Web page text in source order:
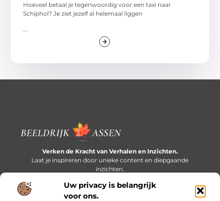
Uw privacy is belangrijk
voor ons.
Hoeveel betaal je tegenwoordig voor een taxi naar
Schiphol? Je ziet jezelf al helemaal liggen
...
Verken de Kracht van Verhalen en Inzichten.
Laat je inspireren door unieke content en diepgaande
inzichten.
Bericht categorie